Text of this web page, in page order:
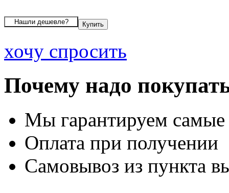
хочу спросить
Почему надо
Мы гарантируем
Оплата при получении
Самовывоз из пункта